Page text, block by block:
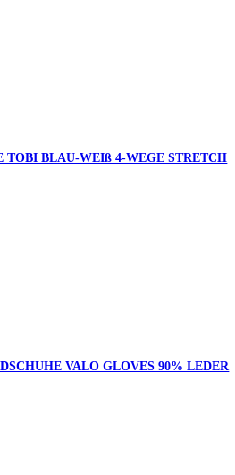
TOBI BLAU-WEIß 4-WEGE STRETCH
VALO GLOVES 90% LEDER